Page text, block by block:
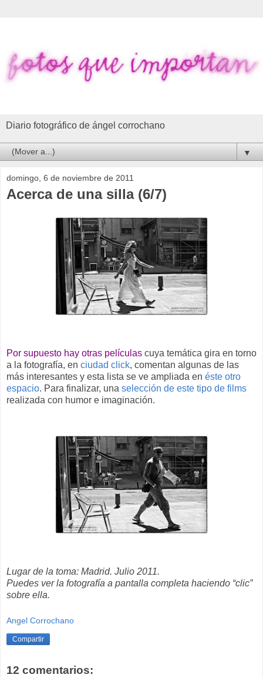
Diario fotográfico de ángel corrochano
▼
domingo, 6 de noviembre de 2011
Acerca de una silla (6/7)
Por supuesto hay otras películas cuya temática gira en torno
a la fotografía, en ciudad click, comentan algunas de las
más interesantes y esta lista se ve ampliada en éste otro
espacio. Para finalizar, una selección de este tipo de films
realizada con humor e imaginación.
Lugar de la toma: Madrid. Julio 2011.
Puedes ver la fotografía a pantalla completa haciendo “clic”
sobre ella.
Angel Corrochano
Compartir
12 comentarios: